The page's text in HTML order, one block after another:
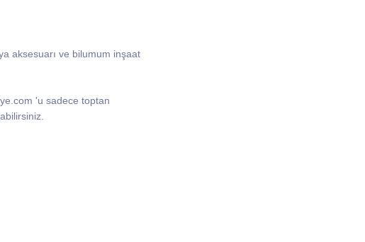
aksesuarı ve bilumum inşaat
'u sadece toptan